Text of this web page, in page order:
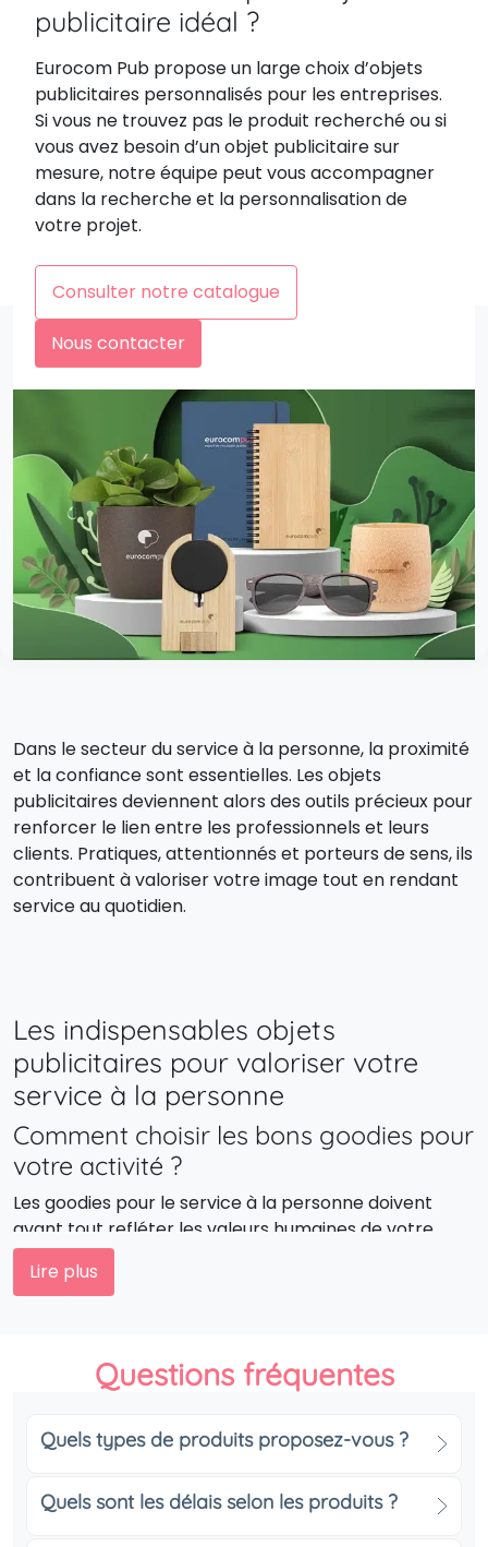
publicitaire idéal ?
Eurocom Pub propose un large choix d’objets
publicitaires personnalisés pour les entreprises.
Si vous ne trouvez pas le produit recherché ou si
vous avez besoin d’un objet publicitaire sur
mesure, notre équipe peut vous accompagner
dans la recherche et la personnalisation de
votre projet.
Consulter notre catalogue
Nous contacter
Dans le secteur du service à la personne, la proximité
et la confiance sont essentielles. Les objets
publicitaires deviennent alors des outils précieux pour
renforcer le lien entre les professionnels et leurs
clients. Pratiques, attentionnés et porteurs de sens, ils
contribuent à valoriser votre image tout en rendant
service au quotidien.
Les indispensables objets
publicitaires pour valoriser votre
service à la personne
Comment choisir les bons goodies pour
votre activité ?
Les goodies pour le service à la personne doivent
avant tout refléter les valeurs humaines de votre
métier : bienveillance, écoute et professionnalisme.
Optez pour des objets utiles, simples et de qualité,
encore un calendrier. Chaque article devient un petit
rappel positif de votre présence et de votre
Fidéliser et attirer grâce à une image
cohérente
Lire plus
Questions fréquentes
Quels types de produits proposez-vous ?
Quels sont les délais selon les produits ?